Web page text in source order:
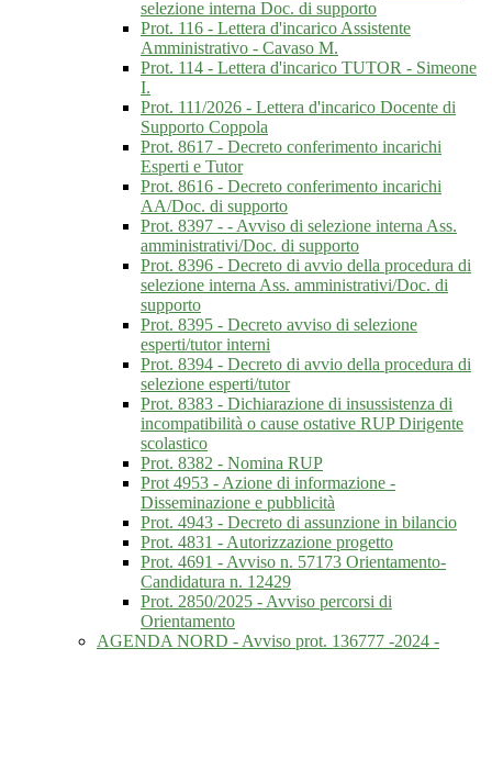
selezione interna Doc. di supporto
Prot. 116 - Lettera d'incarico Assistente
Amministrativo - Cavaso M.
Prot. 114 - Lettera d'incarico TUTOR - Simeone
I.
Prot. 111/2026 - Lettera d'incarico Docente di
Supporto Coppola
Prot. 8617 - Decreto conferimento incarichi
Esperti e Tutor
Prot. 8616 - Decreto conferimento incarichi
AA/Doc. di supporto
Prot. 8397 - - Avviso di selezione interna Ass.
amministrativi/Doc. di supporto
Prot. 8396 - Decreto di avvio della procedura di
selezione interna Ass. amministrativi/Doc. di
supporto
Prot. 8395 - Decreto avviso di selezione
esperti/tutor interni
Prot. 8394 - Decreto di avvio della procedura di
selezione esperti/tutor
Prot. 8383 - Dichiarazione di insussistenza di
incompatibilità o cause ostative RUP Dirigente
scolastico
Prot. 8382 - Nomina RUP
Prot 4953 - Azione di informazione -
Disseminazione e pubblicità
Prot. 4943 - Decreto di assunzione in bilancio
Prot. 4831 - Autorizzazione progetto
Prot. 4691 - Avviso n. 57173 Orientamento-
Candidatura n. 12429
Prot. 2850/2025 - Avviso percorsi di
Orientamento
AGENDA NORD - Avviso prot. 136777 -2024 -